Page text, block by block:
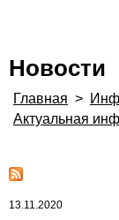
Новости
Главная >
Актуальная
13.11.2020